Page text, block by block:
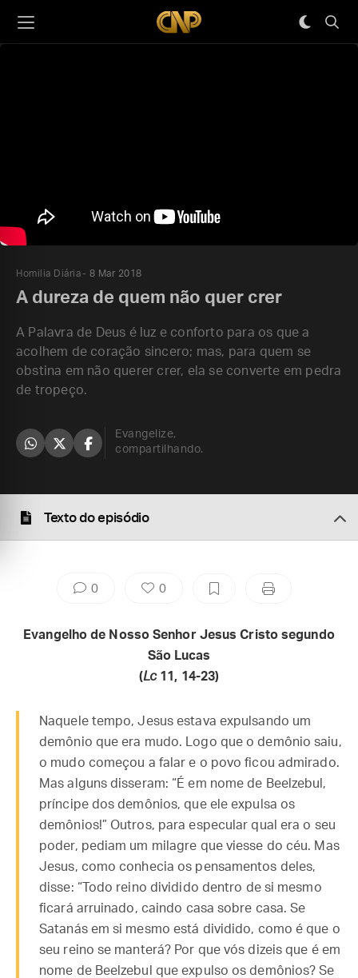
Homilia Diária 8 Mar 2018
A dureza de quem não quer crer
A Palavra de Deus é luz e conforto para os que a
acolhem de coração sincero; mas, para quem se
obstina em não querer crer, ela se converte em pedra
de tropeço.
Evangelize,
compartilhando.
Texto do episódio
0 0
Evangelho de Nosso Senhor Jesus Cristo segundo
São Lucas
(Lc11, 14-23)
Naquele tempo, Jesus estava expulsando um
demônio que era mudo. Logo que o demônio saiu,
o mudo começou a falar e o povo ficou admirado.
Mas alguns disseram: “É em nome de Beelzebul,
príncipe dos demônios, que ele expulsa os
demônios!” Outros, para especular qual era o seu
poder, pediam um milagre que viesse do céu. Mas
Jesus, como conhecia os pensamentos deles,
disse: “Todo reino dividido dentro de si mesmo
ficará arruinado, caindo casa sobre casa. Se
Satanás em si mesmo está dividido, como é que o
seu reino se manterá? Por que vós dizeis que é em
nome de Beelzebul que expulso os demônios? Se